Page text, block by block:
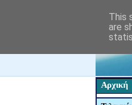
Αρχική
This
are